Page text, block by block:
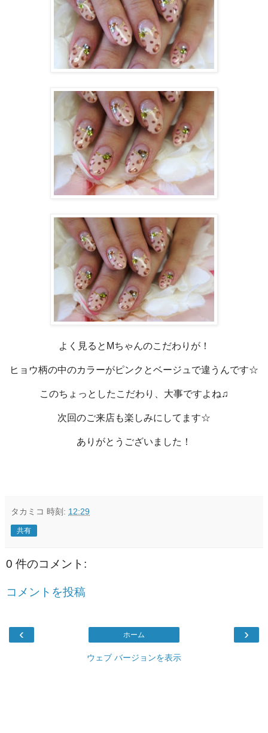
よく見るとMちゃんのこだわりが！
ヒョウ柄の中のカラーがピンクとベージュで違うんです☆
このちょっとしたこだわり、大事ですよね♫
次回のご来店も楽しみにしてます☆
ありがとうございました！
タカミコ 時刻: 12:29
共有
0 件のコメント:
コメントを投稿
‹ ›
ホーム
ウェブ バージョンを表示